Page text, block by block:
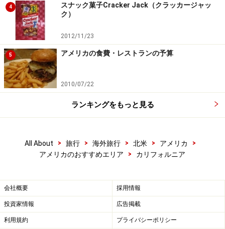
4
スナック菓子Cracker Jack（クラッカージャッ
ク）
2012/11/23
5 アメリカの食費・レストランの予算
2010/07/22
ランキングをもっと見る
All About > 旅行 > 海外旅行 > 北米 > アメリカ
>
アメリカのおすすめエリア
> カリフォルニア
会社概要 採用情報
投資家情報 広告掲載
利用規約 プライバシーポリシー